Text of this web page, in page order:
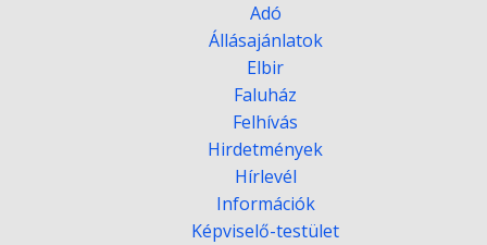
Adó
Állásajánlatok
Elbir
Faluház
Felhívás
Hirdetmények
Hírlevél
Információk
Képviselő-testület